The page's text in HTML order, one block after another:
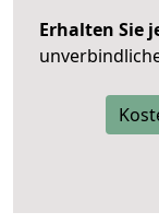
Erhalten Sie